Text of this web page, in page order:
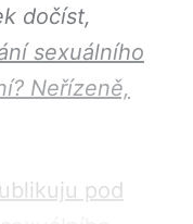
dočíst,
sexuálního
Neřízeně,
pod